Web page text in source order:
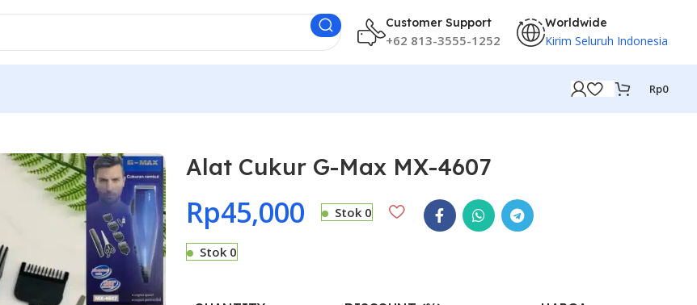
Customer Support
+62 813-3555-1252
Worldwide
Kirim Seluruh Indonesia
Rp0
Alat Cukur G-Max MX-4607
Rp45,000 Stok 0
Stok 0